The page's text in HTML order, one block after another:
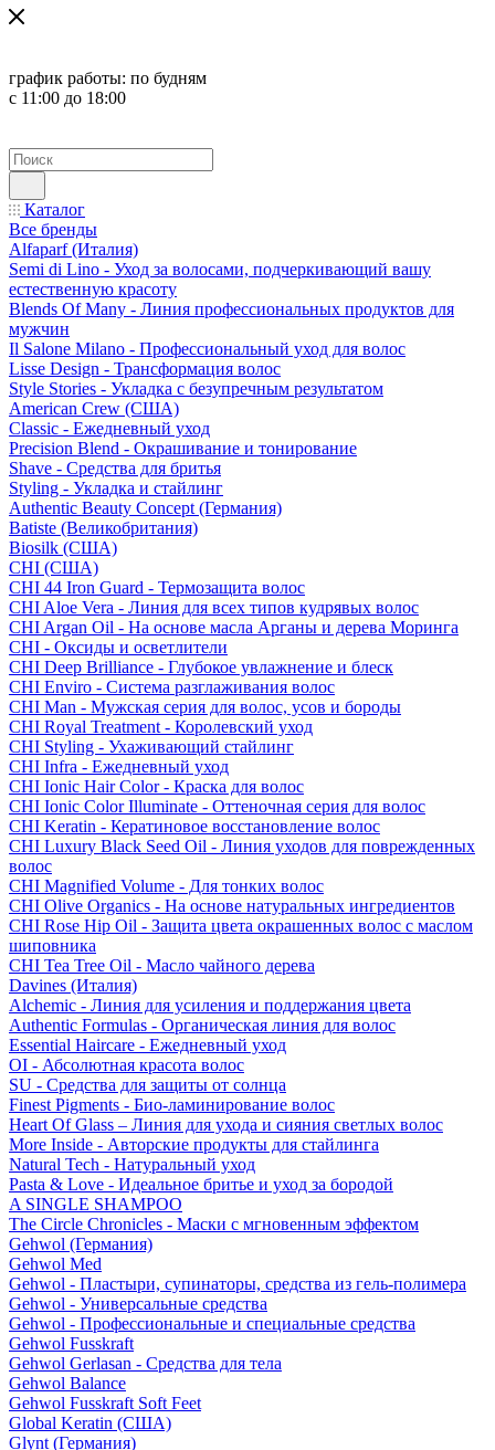
график работы: по будням
с 11:00 до 18:00
Каталог
Все бренды
Alfaparf (Италия)
Semi di Lino - Уход за волосами, подчеркивающий вашу
естественную красоту
Blends Of Many - Линия профессиональных продуктов для
мужчин
Il Salone Milano - Профессиональный уход для волос
Lisse Design - Трансформация волос
Style Stories - Укладка с безупречным результатом
American Crew (США)
Classic - Ежедневный уход
Precision Blend - Окрашивание и тонирование
Shave - Средства для бритья
Styling - Укладка и стайлинг
Authentic Beauty Concept (Германия)
Batiste (Великобритания)
Biosilk (США)
CHI (США)
CHI 44 Iron Guard - Термозащита волос
CHI Aloe Vera - Линия для всех типов кудрявых волос
CHI Argan Oil - На основе масла Арганы и дерева Моринга
CHI - Оксиды и осветлители
CHI Deep Brilliance - Глубокое увлажнение и блеск
CHI Enviro - Система разглаживания волос
CHI Man - Мужская серия для волос, усов и бороды
CHI Royal Treatment - Королевский уход
CHI Styling - Ухаживающий стайлинг
CHI Infra - Ежедневный уход
CHI Ionic Hair Color - Краска для волос
CHI Ionic Color Illuminate - Оттеночная серия для волос
CHI Keratin - Кератиновое восстановление волос
CHI Luxury Black Seed Oil - Линия уходов для поврежденных
волос
CHI Magnified Volume - Для тонких волос
CHI Olive Organics - На основе натуральных ингредиентов
CHI Rose Hip Oil - Защита цвета окрашенных волос с маслом
шиповника
CHI Tea Tree Oil - Масло чайного дерева
Davines (Италия)
Alchemic - Линия для усиления и поддержания цвета
Authentic Formulas - Органическая линия для волос
Essential Haircare - Eжедневный уход
OI - Абсолютная красота волос
SU - Средства для защиты от солнца
Finest Pigments - Био-ламинирование волос
Heart Of Glass – Линия для ухода и сияния светлых волос
More Inside - Авторские продукты для стайлинга
Natural Tech - Натуральный уход
Pasta & Love - Идеальное бритье и уход за бородой
A SINGLE SHAMPOO
The Circle Chronicles - Маски с мгновенным эффектом
Gehwol (Германия)
Gehwol Med
Gehwol - Пластыри, супинаторы, средства из гель-полимера
Gehwol - Универсальные средства
Gehwol - Профессиональные и специальные средства
Gehwol Fusskraft
Gehwol Gerlasan - Средства для тела
Gehwol Balance
Gehwol Fusskraft Soft Feet
Global Keratin (США)
Glynt (Германия)